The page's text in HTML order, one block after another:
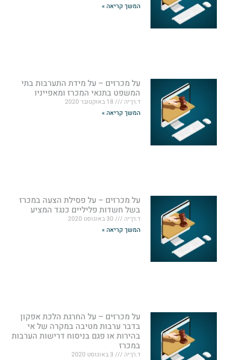
המשך קריאה »
על מכרזים – על מידת התערבות בתי
המשפט בתנאי המכרז ומאפייניו
ד.רן־יה
18 באוקטובר 2020
המשך קריאה »
על מכרזים – על פסילת הצעה במכרז
בשל חשדות פליליים כנגד המציע
ד.רן־יה
30 באוגוסט 2020
המשך קריאה »
על מכרזים – על החרגת הלכת אפקון
בדבר ערבות מטיבה במקרה של אי
בהירות או פגם בניסוח דרישות הערבות
במכרז
ד.רן־יה
3 באוגוסט 2020